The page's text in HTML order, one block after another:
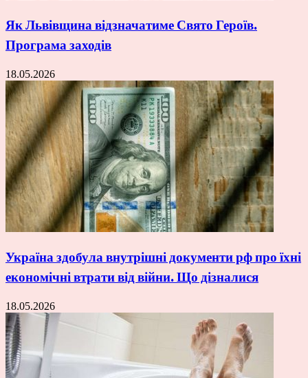
Як Львівщина відзначатиме Свято Героїв.
Програма заходів
18.05.2026
Україна здобула внутрішні документи рф про їхні
економічні втрати від війни. Що дізналися
18.05.2026